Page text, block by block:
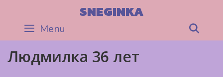
content
SNEGINKA
Menu
Людмилка 36 лет